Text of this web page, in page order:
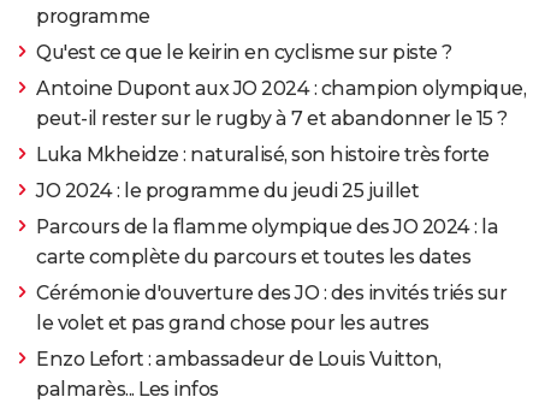
programme
Qu'est ce que le keirin en cyclisme sur piste ?
Antoine Dupont aux JO 2024 : champion olympique,
peut-il rester sur le rugby à 7 et abandonner le 15 ?
Luka Mkheidze : naturalisé, son histoire très forte
JO 2024 : le programme du jeudi 25 juillet
Parcours de la flamme olympique des JO 2024 : la
carte complète du parcours et toutes les dates
Cérémonie d'ouverture des JO : des invités triés sur
le volet et pas grand chose pour les autres
Enzo Lefort : ambassadeur de Louis Vuitton,
palmarès... Les infos